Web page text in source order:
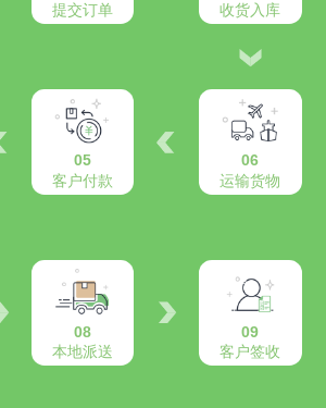
提交订单
收货入库
05
客户付款
06
运输货物
08
本地派送
09
客户签收